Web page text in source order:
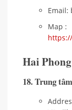
Email:
Map :
Hai
18. Trung